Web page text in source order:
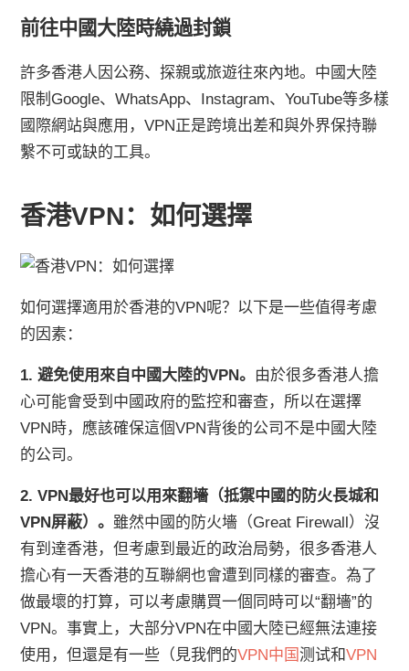
前往中國大陸時繞過封鎖
許多香港人因公務、探親或旅遊往來內地。中國大陸
限制Google、WhatsApp、Instagram、YouTube等多樣
國際網站與應用，VPN正是跨境出差和與外界保持聯
繫不可或缺的工具。
香港VPN：如何選擇
如何選擇適用於香港的VPN呢？以下是一些值得考慮
的因素：
1. 避免使用來自中國大陸的VPN。
由於很多香港人擔
心可能會受到中國政府的監控和審查，所以在選擇
VPN時，應該確保這個VPN背後的公司不是中國大陸
的公司。
2. VPN最好也可以用來翻墻（抵禦中國的防火長城和
VPN屏蔽）。 雖然中國的防火墻（Great Firewall）沒
有到達香港，但考慮到最近的政治局勢，很多香港人
擔心有一天香港的互聯網也會遭到同樣的審查。為了
做最壞的打算，可以考慮購買一個同時可以“翻墻”的
VPN。事實上，大部分VPN在中國大陸已經無法連接
使用，但還是有一些（見我們的VPN中国 测试和VPN